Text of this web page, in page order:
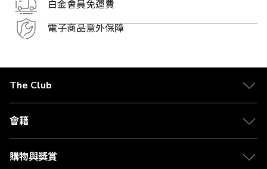
白金會員免運費
電子商品意外保障
The Club
關於 The Club
合作夥伴
媒體中心
會籍
會籍及專屬禮遇
賺取積分
購物與獎賞